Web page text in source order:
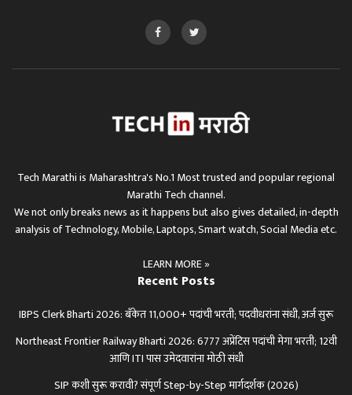
Tech Marathi is Maharashtra's No.1 Most trusted and popular regional
Marathi Tech channel.
We not only breaks news as it happens but also gives detailed, in-depth
analysis of Technology, Mobile, Laptops, Smart watch, Social Media etc.
LEARN MORE »
Recent Posts
IBPS Clerk Bharti 2026: बँकेत 11,000+ पदांची भरती; पदवीधरांना संधी, अर्ज सुरू
Northeast Frontier Railway Bharti 2026: 6777 अप्रेंटिस पदांची मेगा भरती; 12वी
आणि ITI पास उमेदवारांना मोठी संधी
SIP कशी सुरू करावी? संपूर्ण Step-by-Step मार्गदर्शक (2026)